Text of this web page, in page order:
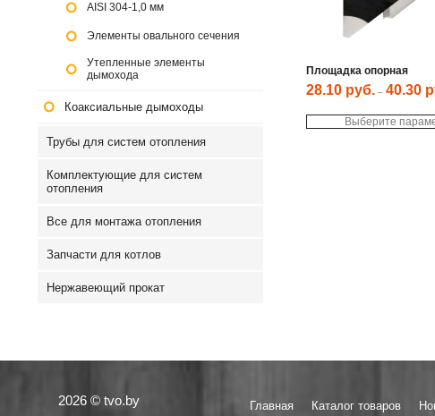
Площадка опорная
28.10 руб.– 40.30
Выберите
AISI 304-1,0 мм
Элементы овального сечения
Утепленные элементы
дымохода
Коаксиальные дымоходы
Трубы для систем отопления
Комплектующие для систем
отопления
Все для монтажа отопления
Запчасти для котлов
Нержавеющий прокат
2026 © tvo.by
Главная Каталог товаров